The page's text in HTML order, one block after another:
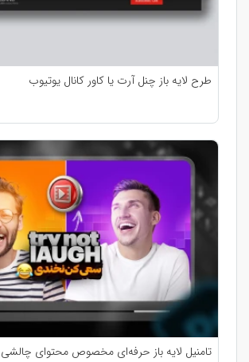
طرح لایه باز چنل آرت یا کاور کانال یوتیوب
تامنیل لایه باز حرفه‌ای مخصوص محتوای چالشی